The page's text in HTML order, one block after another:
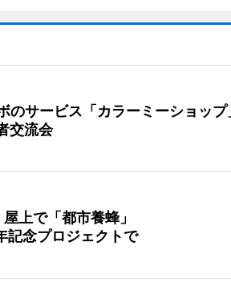
のサービス「カラーミーショップ
交流会
上で「都市養蜂」
記念プロジェクトで